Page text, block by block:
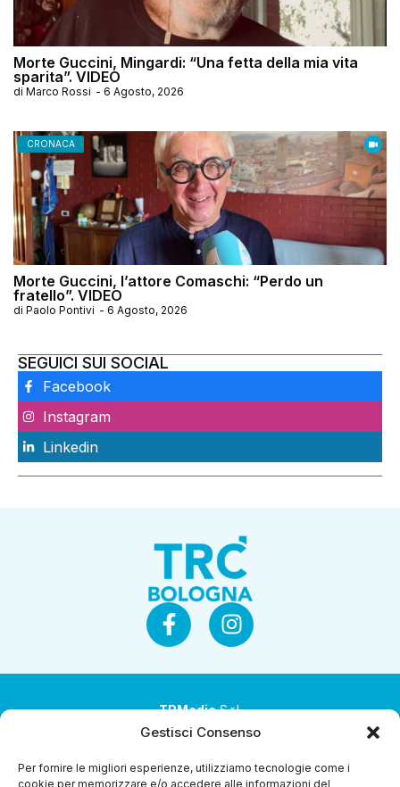
Gestisci Consenso
Per fornire le migliori esperienze, utilizziamo tecnologie come i
cookie per memorizzare e/o accedere alle informazioni del
Morte Guccini, Mingardi: “Una fetta della mia vita
sparita”. VIDEO
di Marco Rossi - 6 Agosto, 2026
CRONACA
Morte Guccini, l’attore Comaschi: “Perdo un
fratello”. VIDEO
di Paolo Pontivi - 6 Agosto, 2026
SEGUICI SUI SOCIAL
Facebook
Instagram
Linkedin
TRMediaS.r.l.
Società a socio unico
Società sottoposta ad attività di direzione e